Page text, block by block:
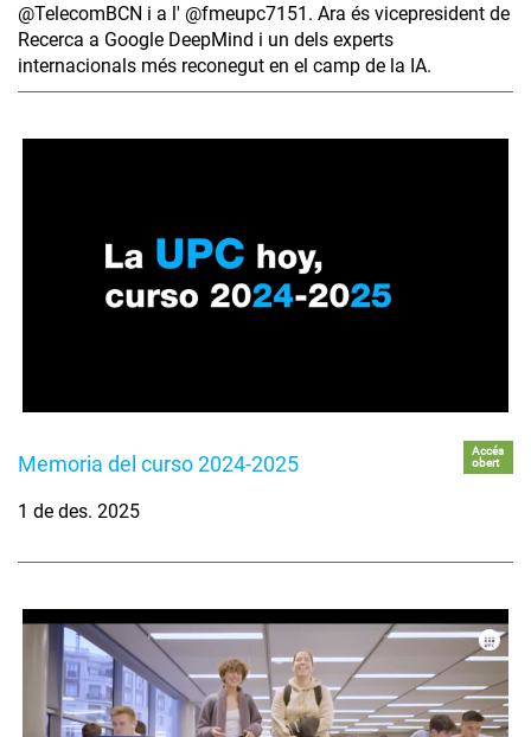
‪@TelecomBCN‬ i a l' ‪@fmeupc7151‬. Ara és vicepresident de
Recerca a Google DeepMind i un dels experts
internacionals més reconegut en el camp de la IA.
Memoria del curso 2024-2025
Accés
obert
1 de des. 2025